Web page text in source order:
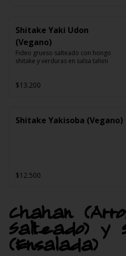
Shitake Yaki Udon
(Vegano)
Fideo grueso salteado con hongo
shitake y verduras en salsa tahini
$13.200
Shitake Yakisoba (Vegano)
$12.500
Chahan
Salteado) y
(Ensalada)